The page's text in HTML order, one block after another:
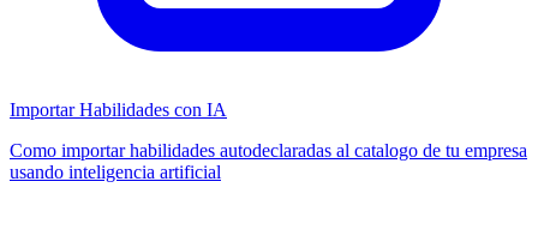
Importar Habilidades con IA
Como importar habilidades autodeclaradas al catalogo de tu empresa
usando inteligencia artificial